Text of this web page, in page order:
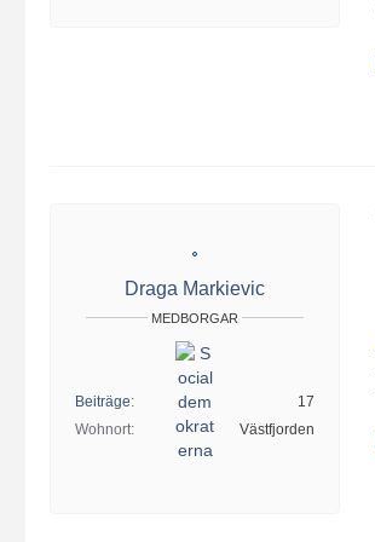
Draga Markievic
MEDBORGAR
Beiträge
17
Wohnort
Västfjorden